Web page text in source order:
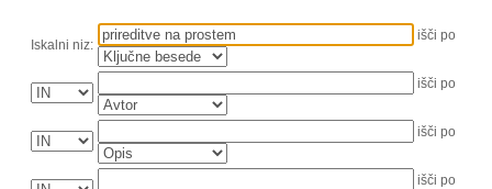
Iskalni niz:
išči po
išči po
išči po
išči po